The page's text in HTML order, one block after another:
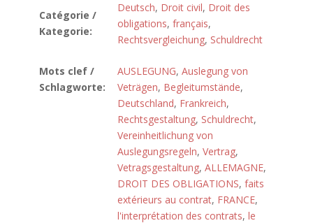
Catégorie /
Kategorie:
Deutsch, Droit civil, Droit des
obligations, français,
Rechtsvergleichung, Schuldrecht
Mots clef /
Schlagworte:
AUSLEGUNG, Auslegung von
Veträgen, Begleitumstände,
Deutschland, Frankreich,
Rechtsgestaltung, Schuldrecht,
Vereinheitlichung von
Auslegungsregeln, Vertrag,
Vetragsgestaltung, ALLEMAGNE,
DROIT DES OBLIGATIONS, faits
extérieurs au contrat, FRANCE,
l'interprétation des contrats, le